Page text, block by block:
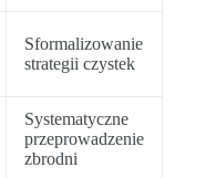
Sformalizowanie
strategii czystek
Systematyczne
przeprowadzenie
zbrodni